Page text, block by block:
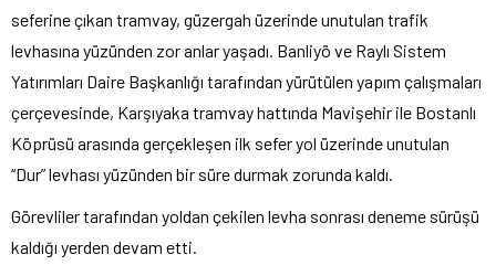
seferine çıkan tramvay, güzergah üzerinde unutulan trafik
levhasına yüzünden zor anlar yaşadı. Banliyö ve Raylı Sistem
Yatırımları Daire Başkanlığı tarafından yürütülen yapım çalışmaları
çerçevesinde, Karşıyaka tramvay hattında Mavişehir ile Bostanlı
Köprüsü arasında gerçekleşen ilk sefer yol üzerinde unutulan
“Dur” levhası yüzünden bir süre durmak zorunda kaldı.
Görevliler tarafından yoldan çekilen levha sonrası deneme sürüşü
kaldığı yerden devam etti.